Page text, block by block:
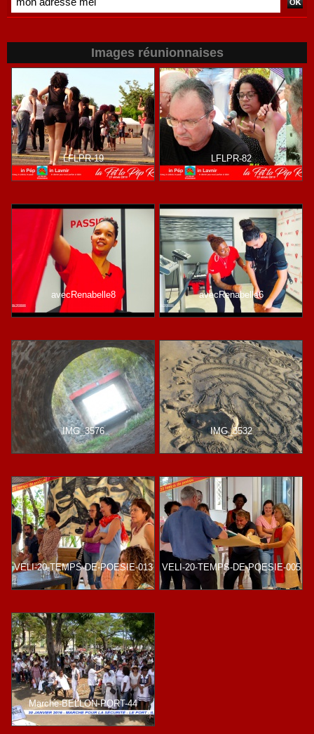
Images réunionnaises
LFLPR-19 LFLPR-82
avecRenabelle8 avecRenabelle6
IMG_3576 IMG_3532
VELI-20-TEMPS-DE-POESIE-013 VELI-20-TEMPS-DE-POESIE-005
Marche-BELLON-PORT-44